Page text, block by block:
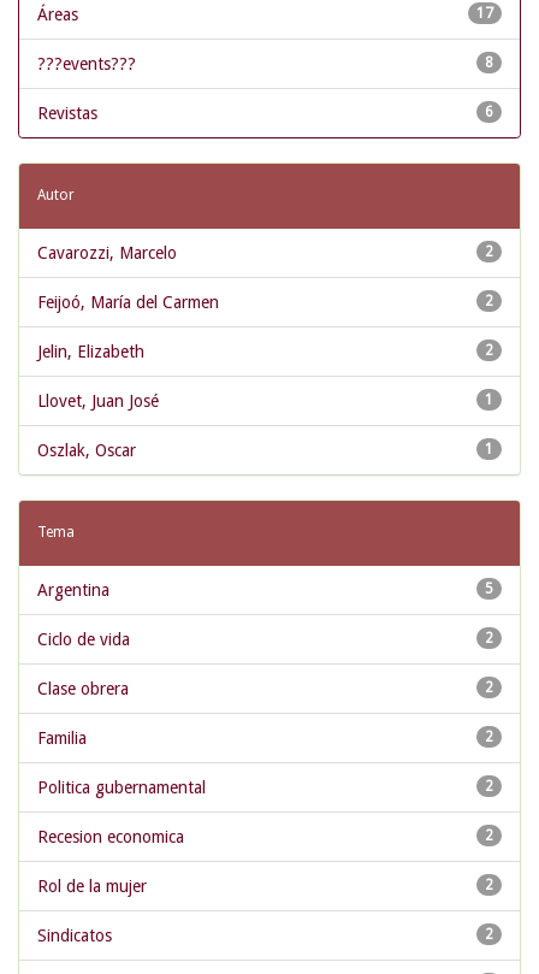
17
Áreas
8
???events???
6
Revistas
Autor
2
Cavarozzi, Marcelo
2
Feijoó, María del Carmen
2
Jelin, Elizabeth
1
Llovet, Juan José
1
Oszlak, Oscar
Tema
5
Argentina
2
Ciclo de vida
2
Clase obrera
2
Familia
2
Politica gubernamental
2
Recesion economica
2
Rol de la mujer
2
Sindicatos